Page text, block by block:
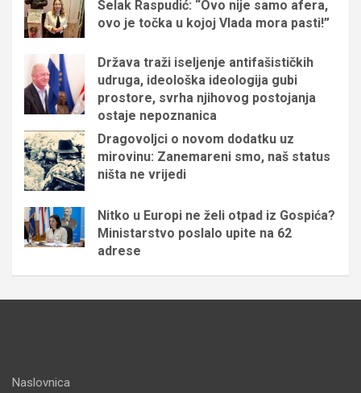
Selak Raspudić: “Ovo nije samo afera,
ovo je točka u kojoj Vlada mora pasti!”
Država traži iseljenje antifašističkih
udruga, ideološka ideologija gubi
prostore, svrha njihovog postojanja
ostaje nepoznanica
Dragovoljci o novom dodatku uz
mirovinu: Zanemareni smo, naš status
ništa ne vrijedi
Nitko u Europi ne želi otpad iz Gospića?
Ministarstvo poslalo upite na 62
adrese
Naslovnica